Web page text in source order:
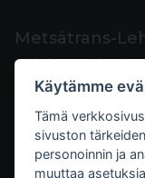
Metsätrans-
Asiakaspalvelu
Yhteystiedot
Palaute
Mediakortti
Käytämme
Tämä
sivuston
personoinnin ja
muuttaa